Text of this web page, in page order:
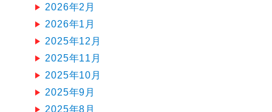
2026年2月
2026年1月
2025年12月
2025年11月
2025年10月
2025年9月
2025年8月